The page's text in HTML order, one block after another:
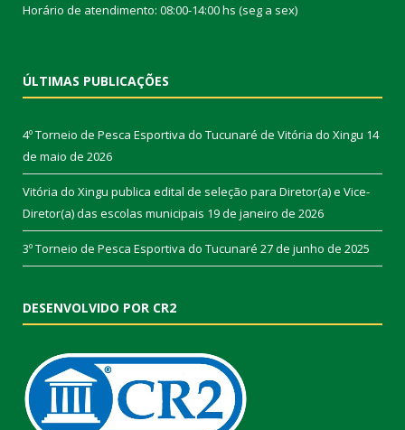
Horário de atendimento: 08:00-14:00 hs (seg a sex)
ÚLTIMAS PUBLICAÇÕES
4º Torneio de Pesca Esportiva do Tucunaré de Vitória do Xingu 14
de maio de 2026
Vitória do Xingu publica edital de seleção para Diretor(a) e Vice-
Diretor(a) das escolas municipais 19 de janeiro de 2026
3º Torneio de Pesca Esportiva do Tucunaré 27 de junho de 2025
DESENVOLVIDO POR CR2